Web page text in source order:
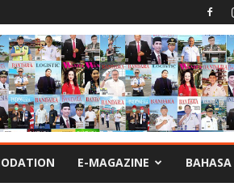
E-MAGAZINE BAHASA